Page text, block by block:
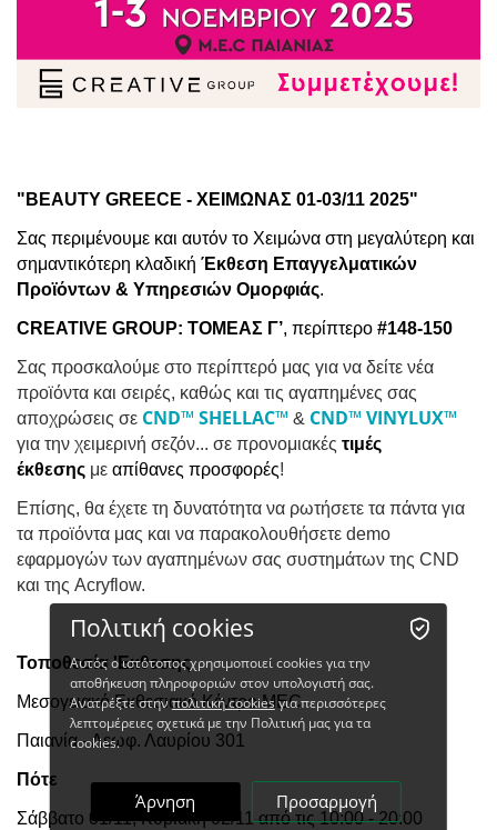
"BEAUTY GREECE - ΧΕΙΜΩΝΑΣ 01-03/11 2025"
Σας περιμένουμε και αυτόν το Χειμώνα στη μεγαλύτερη και
σημαντικότερη κλαδική Έκθεση Επαγγελματικών
Προϊόντων & Υπηρεσιών Ομορφιάς.
CREATIVE GROUP: ΤΟΜΕΑΣ Γ’, περίπτερο #148-150
Σας προσκαλούμε στο περίπτερό μας για να δείτε νέα
προϊόντα και σειρές, καθώς και τις αγαπημένες σας
αποχρώσεις σε CND™ SHELLAC™ & CND™ VINYLUX™
για την χειμερινή σεζόν... σε προνομιακές τιμές
έκθεσης με απίθανες προσφορές!
Επίσης, θα έχετε τη δυνατότητα να ρωτήσετε τα πάντα για
τα προϊόντα μας και να παρακολουθήσετε demo
εφαρμογών των αγαπημένων σας συστημάτων της CND
και της Acryflow.
Τοποθεσία 'Εκθεσης
Μεσογειακό Εκθεσιακό Κέντρο MEC
Παιανία - Λεωφ. Λαυρίου 301
Πότε
Σάββατο 01/11, Κυριακή 02/11 από τις 10:00 - 20:00
Πολιτική cookies
Αυτός ο ιστότοπος χρησιμοποιεί cookies για την
αποθήκευση πληροφοριών στον υπολογιστή σας.
Ανατρέξτε στηνπολιτική cookiesγια περισσότερες
λεπτομέρειες σχετικά με την Πολιτική μας για τα
cookies.
Άρνηση Προσαρμογή